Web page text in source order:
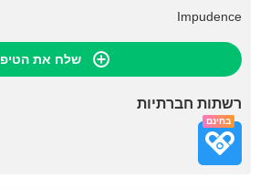
Impudence
שלח את הטיפ
רשתות חברתיות
בחינם